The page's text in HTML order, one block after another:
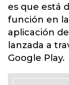
es que está
función en la
aplicación
lanzada a
Google Play.